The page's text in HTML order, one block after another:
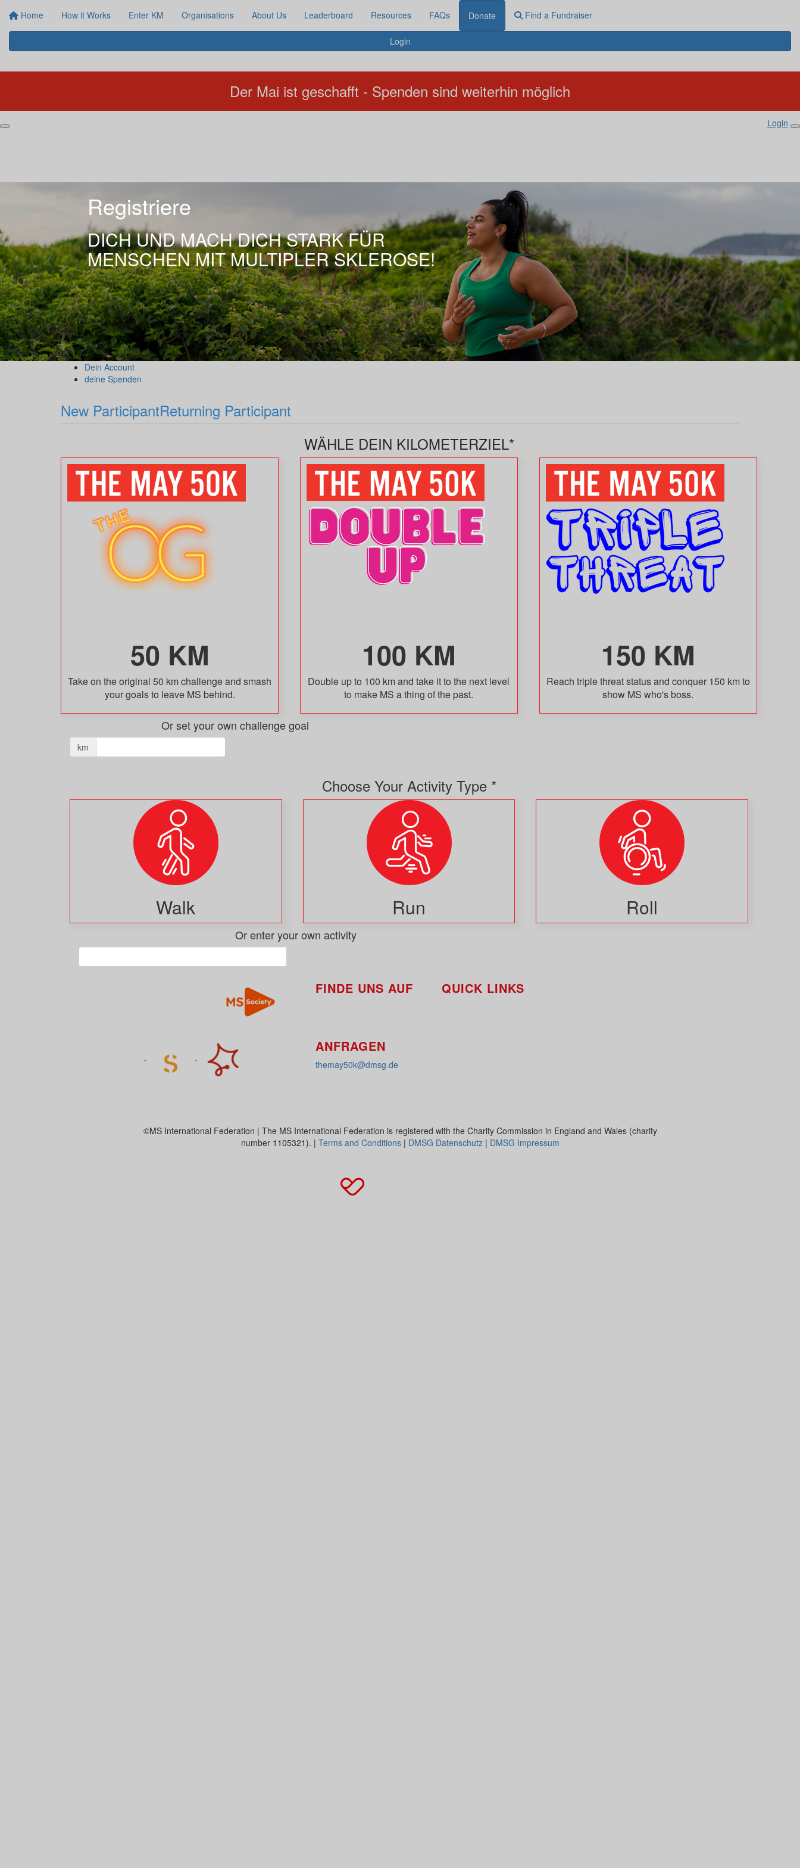
Home How it Works Enter KM Organisations About Us Leaderboard Resources FAQs Donate Find a Fundraiser
Login
Der Mai ist geschafft - Spenden sind weiterhin möglich
Login
Registriere
DICH UND MACH DICH STARK FÜR
MENSCHEN MIT MULTIPLER SKLEROSE!
Dein Account
deine Spenden
New ParticipantReturning Participant
WÄHLE DEIN KILOMETERZIEL*
50 KM
Take on the original 50 km challenge and smash
your goals to leave MS behind.
100 KM
Double up to 100 km and take it to the next level
to make MS a thing of the past.
150 KM
Reach triple threat status and conquer 150 km to
show MS who's boss.
Or set your own challenge goal
km
Choose Your Activity Type *
Walk Run Roll
Or enter your own activity
FINDE UNS AUF
ANFRAGEN
themay50k@dmsg.de
QUICK LINKS
©MS International Federation | The MS International Federation is registered with the Charity Commission in England and Wales (charity
number 1105321). | Terms and Conditions| DMSG Datenschutz| DMSG Impressum